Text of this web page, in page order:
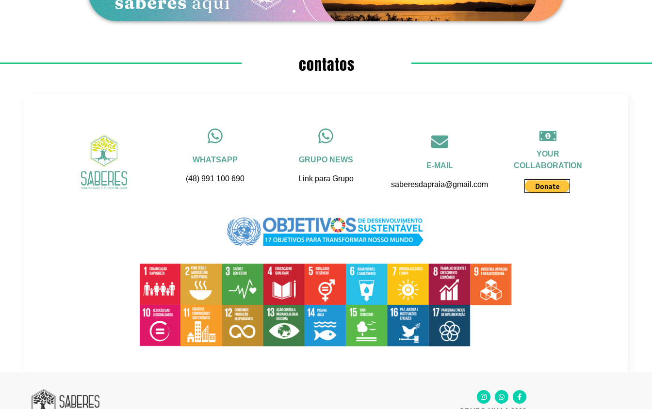
contatos
WHATSAPP
(48) 991 100 690
GRUPO NEWS
Link para Grupo
E-MAIL
saberesdapraia@gmail.com
YOUR
COLLABORATION